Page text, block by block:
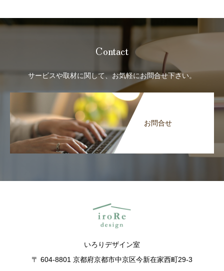
Contact
サービスや取材に関して、お気軽にお問合せ下さい。
お問合せ
いろりデザイン室
〒 604-8801 京都府京都市中京区今新在家西町29-3